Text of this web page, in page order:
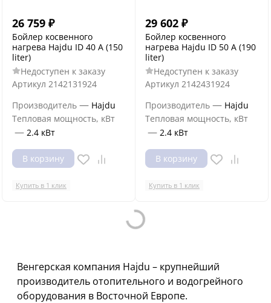
26 759 ₽
Бойлер косвенного
нагрева Hajdu ID 40 A (150
liter)
Недоступен к заказу
Артикул 2142131924
Производитель — Hajdu
Тепловая мощность, кВт
— 2.4 кВт
В корзину
Купить в 1 клик
29 602 ₽
Бойлер косвенного
нагрева Hajdu ID 50 A (190
liter)
Недоступен к заказу
Артикул 2142431924
Производитель — Hajdu
Тепловая мощность, кВт
— 2.4 кВт
В корзину
Купить в 1 клик
Loading...
Венгерская компания Hajdu – крупнейший
производитель отопительного и водогрейного
оборудования в Восточной Европе.